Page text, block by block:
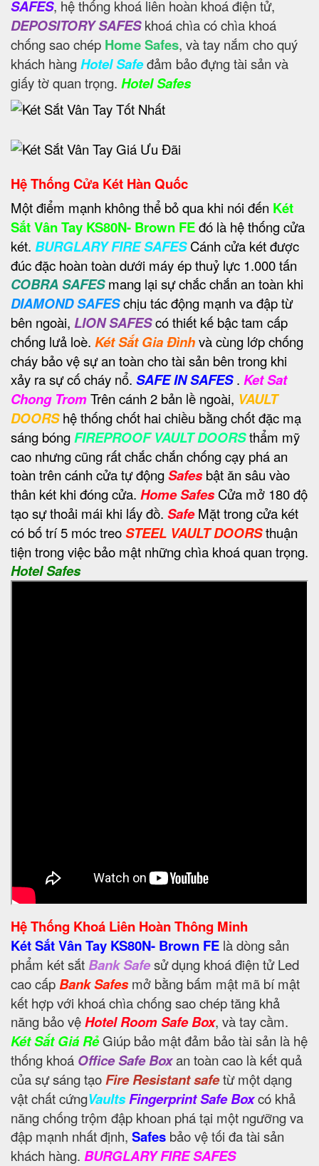
SAFES, hệ thống khoá liên hoàn khoá điện tử,
DEPOSITORY SAFESkhoá chìa có chìa khoá
chống sao chép Home Safes, và tay nắm cho quý
khách hàng Hotel Safeđảm bảo đựng tài sản và
giấy tờ quan trọng. Hotel Safes
Hệ Thống Cửa Két Hàn Quốc
Một điểm mạnh không thể bỏ qua khi nói đến Két
Sắt Vân Tay KS80N- Brown FEđó là hệ thống cửa
két. BURGLARY FIRE SAFESCánh cửa két được
đúc đặc hoàn toàn dưới máy ép thuỷ lực 1.000 tấn
COBRA SAFESmang lại sự chắc chắn an toàn khi
DIAMOND SAFESchịu tác động mạnh va đập từ
bên ngoài, LION SAFEScó thiết kế bậc tam cấp
chống lưả loè. Két Sắt Gia Đìnhvà cùng lớp chống
cháy bảo vệ sự an toàn cho tài sản bên trong khi
xảy ra sự cố cháy nổ. SAFE IN SAFES. Ket Sat
Chong TromTrên cánh 2 bản lề ngoài, VAULT
DOORShệ thống chốt hai chiều bằng chốt đặc mạ
sáng bóngFIREPROOF VAULT DOORSthẩm mỹ
cao nhưng cũng rất chắc chắn chống cạy phá an
toàn trên cánh cửa tự độngSafesbật ăn sâu vào
thân két khi đóng cửa. Home Safes Cửa mở 180 độ
tạo sự thoải mái khi lấy đồ. Safe Mặt trong cửa két
có bố trí 5 móc treoSTEEL VAULT DOORSthuận
tiện trong việc bảo mật những chìa khoá quan trọng.
Hotel Safes
Hệ Thống Khoá Liên Hoàn Thông Minh
Két Sắt Vân Tay KS80N- Brown FE là dòng sản
phẩm két sắt Bank Safesử dụng khoá điện tử Led
cao cấpBank Safesmở bằng bấm mật mã bí mật
kết hợp với khoá chìa chống sao chép tăng khả
năng bảo vệHotel Room Safe Box, và tay cầm.
Két Sắt Giá RẻGiúp bảo mật đảm bảo tài sản là hệ
thống khoá Office Safe Boxan toàn cao là kết quả
của sự sáng tạoFire Resistant safetừ một dạng
vật chất cứngVaultsFingerprint Safe Boxcó khả
năng chống trộm đập khoan phá tại một ngưỡng va
đập mạnh nhất định, Safes bảo vệ tối đa tài sản
khách hàng. BURGLARY FIRE SAFES